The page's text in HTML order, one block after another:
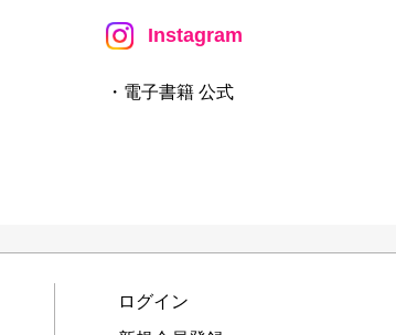
Instagram
・電子書籍 公式
ログイン